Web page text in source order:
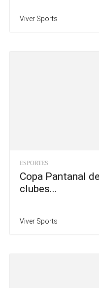
Viver Sports
ESPORTES
Copa Pantanal
clubes...
Viver Sports